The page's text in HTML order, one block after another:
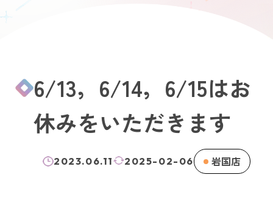
6/13，6/14，6/15はお
休みをいただきます
2023.06.11 2025-02-06 岩国店